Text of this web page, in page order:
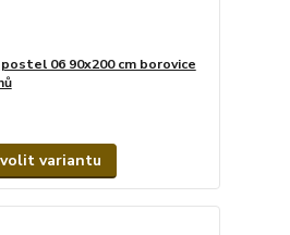
06 90x200 cm borovice
variantu